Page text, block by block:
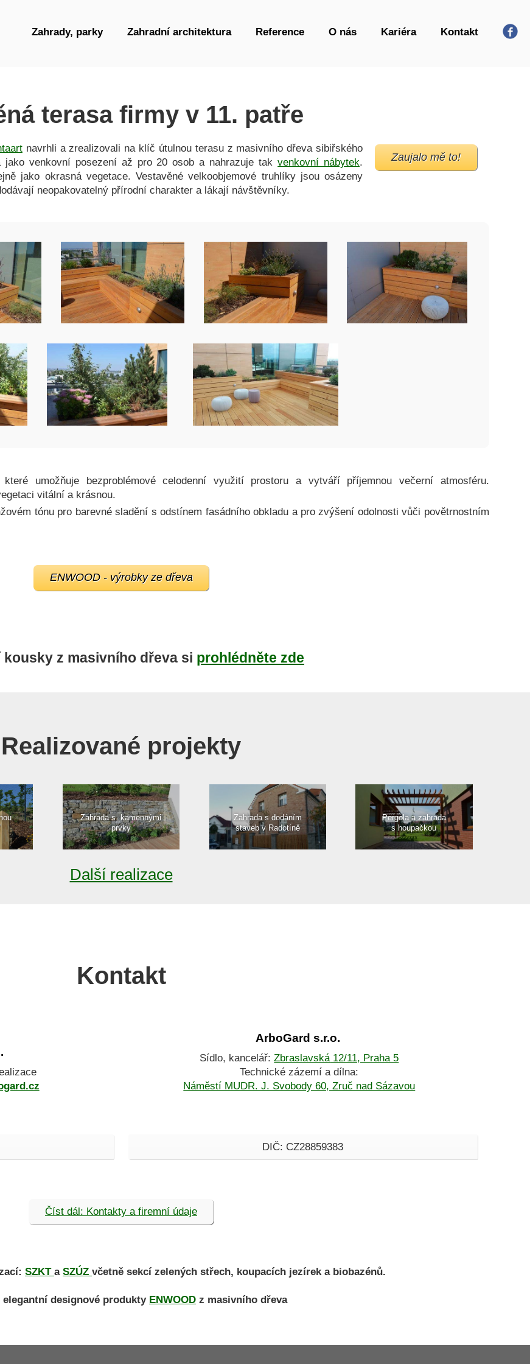
Zahrady, parky Zahradní architektura Reference O nás Kariéra Kontakt
terasa firmy v 11. patře
Zaujalo mě to!
navrhli a zrealizovali na klíč útulnou terasu z masivního dřeva sibiřského
jako venkovní posezení až pro 20 osob a nahrazuje takvenkovní nábytek.
jako okrasná vegetace. Vestavěné velkoobjemové truhlíky jsou osázeny
neopakovatelný přírodní charakter a lákají návštěvníky.
umožňuje bezproblémové celodenní využití prostoru a vytváří příjemnou večerní atmosféru.
vitální a krásnou.
tónu pro barevné sladění s odstínem fasádního obkladu a pro zvýšení odolnosti vůči povětrnostním
ENWOOD - výrobky ze dřeva
kousky z masivního dřeva si prohlédněte zde
Realizované projekty
Zahrada s kamennými
prvky
Zahrada s dodáním
staveb v Radotíně
Pergola a zahrada
s houpačkou
Další realizace
Kontakt
ArboGard s.r.o.
Sídlo, kancelář:Zbraslavská12/11, Praha 5
Technické zázemí a dílna:
Náměstí MUDR. J. Svobody 60, Zruč nad Sázavou
DIČ: CZ28859383
Číst dál: Kontakty a firemní údaje
SZKT a SZÚZ včetně sekcí zelených střech, koupacích jezírek a biobazénů.
elegantní designové produkty ENWOOD z masivního dřeva